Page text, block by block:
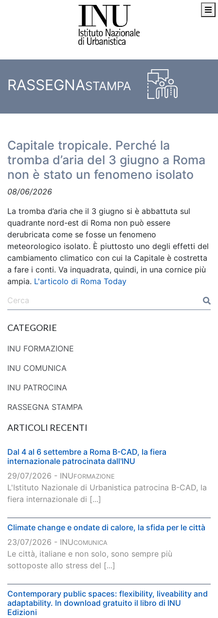
RASSEGNASTAMPA
Capitale tropicale. Perché la
tromba d’aria del 3 giugno a Roma
non è stato un fenomeno isolato
08/06/2026
La tromba d’aria che il 3 giugno si è abbattuta sul
quadrante nord-est di Roma non può essere
derubricata come se fosse un fenomeno
meteorologico isolato. È piuttosto uno degli effetti del
cambiamento climatico con cui la Capitale è costretta
a fare i conti. Va inquadrata, quindi, in una cornice più
ampia. L'articolo di Roma Today
CATEGORIE
INU FORMAZIONE
INU COMUNICA
INU PATROCINA
RASSEGNA STAMPA
ARTICOLI RECENTI
Dal 4 al 6 settembre a Roma B-CAD, la fiera
internazionale patrocinata dall'INU
29/07/2026 - INUFORMAZIONE
L'Istituto Nazionale di Urbanistica patrocina B-CAD, la
fiera internazionale di [...]
Climate change e ondate di calore, la sfida per le città
23/07/2026 - INUCOMUNICA
Le città, italiane e non solo, sono sempre più
sottoposte allo stress del [...]
Contemporary public spaces: flexibility, liveability and
adaptability. In download gratuito il libro di INU
Edizioni